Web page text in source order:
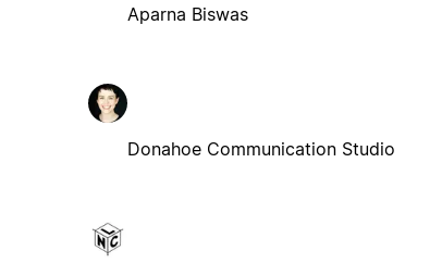
Aparna Biswas
Donahoe Communication Studio